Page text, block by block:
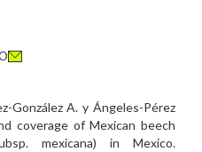
González A. y Ángeles-Pérez
coverage of Mexican beech
mexicana) in Mexico.